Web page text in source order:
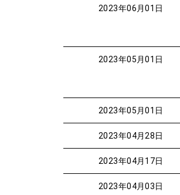
2023年06月01日
2023年05月01日
2023年05月01日
2023年04月28日
2023年04月17日
2023年04月03日